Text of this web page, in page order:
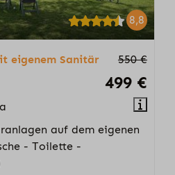
8,8
550 €
499 €
eigenem Sanitär
auf dem eigenen
- Toilette -